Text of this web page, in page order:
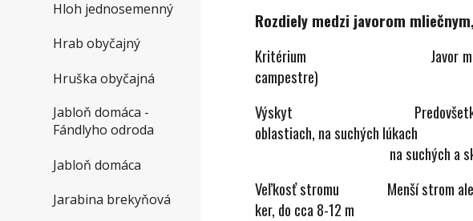
Hloh jednosemenný
Hrab obyčajný
Hruška obyčajná
Jabloň domáca -
Fándlyho odroda
Jabloň domáca
Jarabina brekyňová
Rozdiely medzi javorom
Kritérium
Javor
campestre)
Výskyt
Predovšetkým v
oblastiach, na suchých lúkach
na suchých a
Veľkosť stromu
Menší strom
ker, do cca 8-12 m